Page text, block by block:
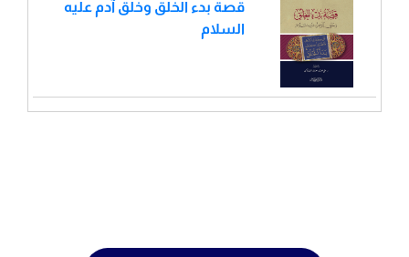
قصة بدء الخلق وخلق آدم عليه
السلام